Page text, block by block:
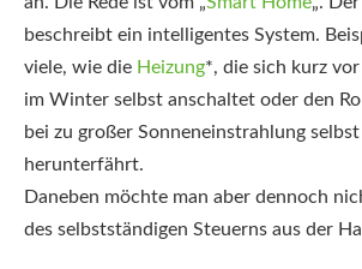
beschreibt ein intelligentes System.
viele, wie die Heizung*, die sich kurz
im Winter selbst anschaltet oder den
bei zu großer Sonneneinstrahlung
herunterfährt.
Daneben möchte man aber dennoch
des selbstständigen Steuerns aus der